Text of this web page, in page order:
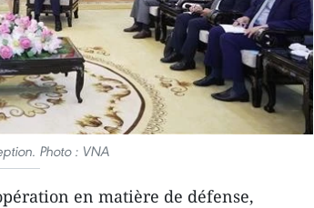
Photo : VNA
en matière de défense,